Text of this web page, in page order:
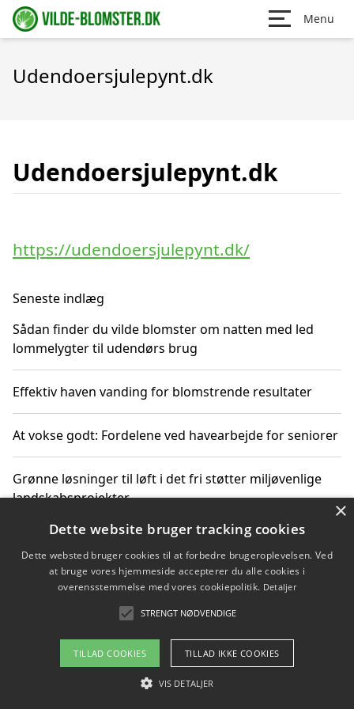
Menu
Udendoersjulepynt.dk
Udendoersjulepynt.dk
https://udendoersjulepynt.dk/
Seneste indlæg
Sådan finder du vilde blomster om natten med led
lommelygter til udendørs brug
Effektiv haven vanding for blomstrende resultater
At vokse godt: Fordelene ved havearbejde for seniorer
Grønne løsninger til løft i det fri støtter miljøvenlige
landskabsprojekter
Gør haven til et frirum for familien og naturen
Copyright 2026 - Pilanto Aps
Om / kontakt
Blog Betingelser
×
Dette website bruger tracking cookies
Dette websted bruger cookies til at forbedre brugeroplevelsen. Ved
at bruge vores hjemmeside accepterer du alle cookies i
overensstemmelse med vores cookiepolitik. Detaljer
STRENGT NØDVENDIGE
TILLAD COOKIES TILLAD IKKE COOKIES
VIS DETALJER